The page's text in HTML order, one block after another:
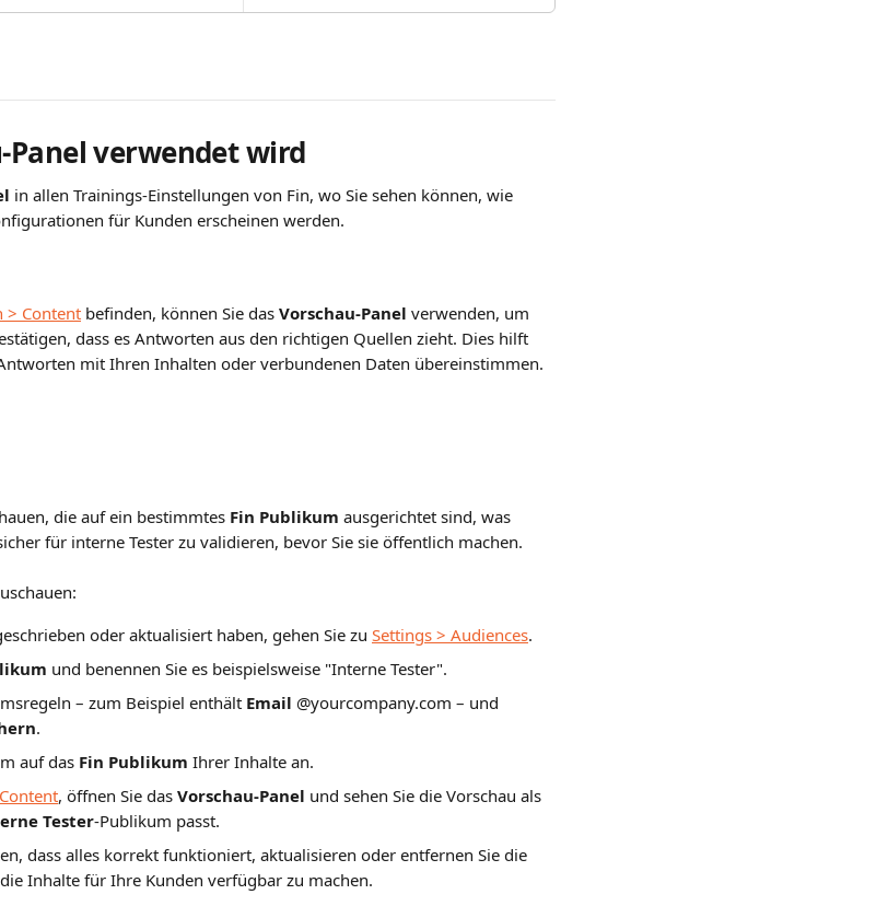
Panel verwendet wird
in allen Trainings-Einstellungen von Fin, wo Sie sehen können, wie
für Kunden erscheinen werden.
> Content befinden, können Sie das Vorschau-Panel verwenden, um
dass es Antworten aus den richtigen Quellen zieht. Dies hilft
mit Ihren Inhalten oder verbundenen Daten übereinstimmen.
die auf ein bestimmtes Fin Publikum ausgerichtet sind, was
für interne Tester zu validieren, bevor Sie sie öffentlich machen.
oder aktualisiert haben, gehen Sie zu Settings > Audiences.
und benennen Sie es beispielsweise "Interne Tester".
– zum Beispiel enthält Email @yourcompany.com – und
.
auf das Fin Publikum Ihrer Inhalte an.
, öffnen Sie das Vorschau-Panel und sehen Sie die Vorschau als
Tester-Publikum passt.
dass alles korrekt funktioniert, aktualisieren oder entfernen Sie die
Inhalte für Ihre Kunden verfügbar zu machen.